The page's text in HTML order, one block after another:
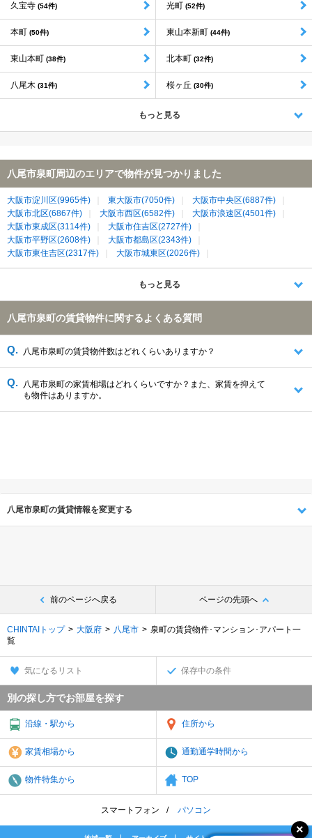
久宝寺 (54件) 光町 (52件)
本町 (50件) 東山本新町 (44件)
東山本町 (38件) 北本町 (32件)
八尾木 (31件) 桜ヶ丘 (30件)
もっと見る
八尾市泉町周辺のエリアで物件が見つかりました
大阪市淀川区(9965件) 東大阪市(7050件)
大阪市中央区(6887件)
大阪市北区(6867件)
大阪市西区(6582件)
大阪市浪速区(4501件)
大阪市東成区(3114件)
大阪市住吉区(2727件)
大阪市平野区(2608件)
大阪市都島区(2343件)
大阪市東住吉区(2317件)
大阪市城東区(2026件)
大阪市生野区(1970件)
大阪市天王寺区(1955件)
八尾市(1354件)
羽曳野市(444件)
生駒市(367件)
香芝市(357件)
北葛城郡王寺町(114件)
生駒郡三郷町(71件)
もっと見る
八尾市泉町の賃貸物件に関するよくある質問
八尾市泉町の賃貸物件数はどれくらいありますか？
八尾市泉町の家賃相場はどれくらいですか？また、家賃を抑えて
も物件はありますか。
八尾市泉町の賃貸情報を変更する
前のページへ戻る ページの先頭へ
CHINTAIトップ 大阪府 八尾市
泉町の賃貸物件･マンション･アパート一
覧
気になるリスト 保存中の条件
別の探し方でお部屋を探す
沿線・駅から 住所から
家賃相場から 通勤通学時間から
物件特集から TOP
スマートフォン パソコン